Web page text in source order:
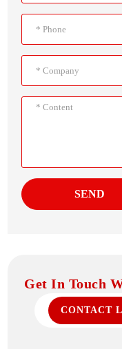
SEND
Get In Touch
CONTACT